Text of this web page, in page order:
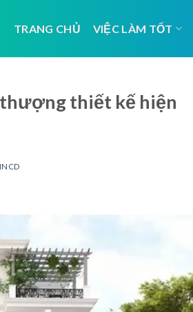
TRANG CHỦ VIỆC LÀM TỐT
thượng thiết kế hiện